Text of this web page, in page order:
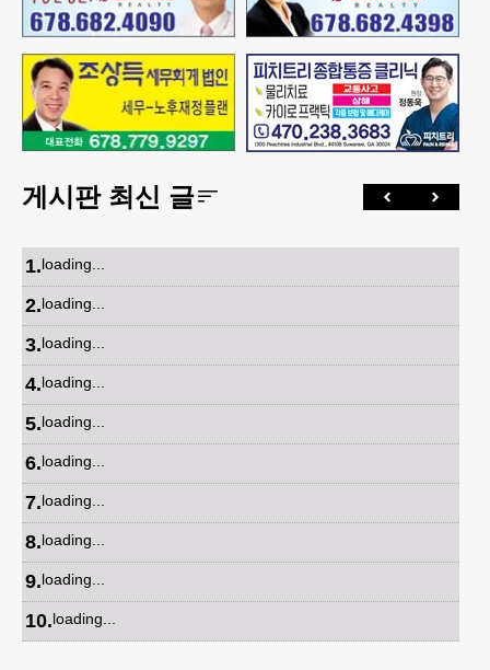
게시판 최신 글
1.loading...
2.loading...
3.loading...
4.loading...
5.loading...
6.loading...
7.loading...
8.loading...
9.loading...
10.loading...